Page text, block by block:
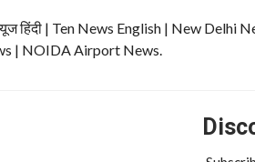
हिंदी | Ten News English | New
| NOIDA Airport News.